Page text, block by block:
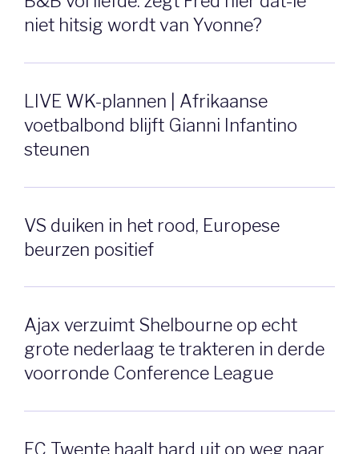
niet hitsig wordt van Yvonne?
LIVE WK-plannen | Afrikaanse
voetbalbond blijft Gianni Infantino
steunen
VS duiken in het rood, Europese
beurzen positief
Ajax verzuimt Shelbourne op echt
grote nederlaag te trakteren in derde
voorronde Conference League
FC Twente haalt hard uit op weg naar